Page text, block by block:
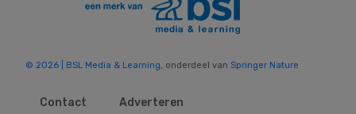
© 2026 | BSL Media & Learning, onderdeel van Springer Nature
Contact Adverteren